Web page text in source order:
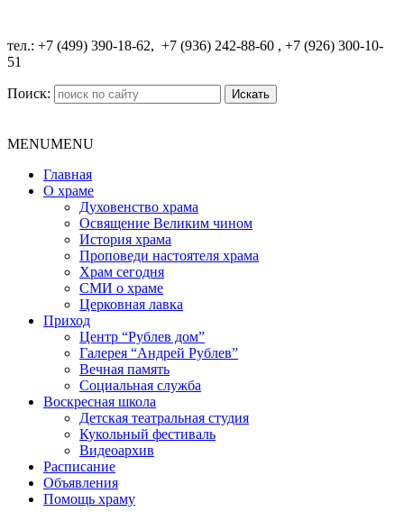
​тел.: +7 (499) 390-18-62, +7 (936) 242-88-60 , +7 (926) 300-10-
51
Поиск:
MENUMENU
Главная
О храме
Духовенство храма
Освящение Великим чином
История храма
Проповеди настоятеля храма
Храм сегодня
СМИ о храме
Церковная лавка
Приход
Центр “Рублев дом”
Галерея “Андрей Рублев”
Вечная память
Социальная служба
Воскресная школа
Детская театральная студия
Кукольный фестиваль
Видеоархив
Расписание
Объявления
Помощь храму